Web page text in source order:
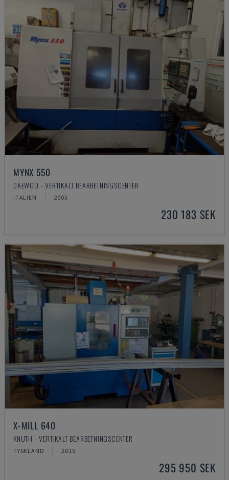
MYNX 550
DAEWOO - VERTIKALT BEARBETNINGSCENTER
ITALIEN 2003
230 183 SEK
X-MILL 640
KNUTH - VERTIKALT BEARBETNINGSCENTER
TYSKLAND 2015
295 950 SEK